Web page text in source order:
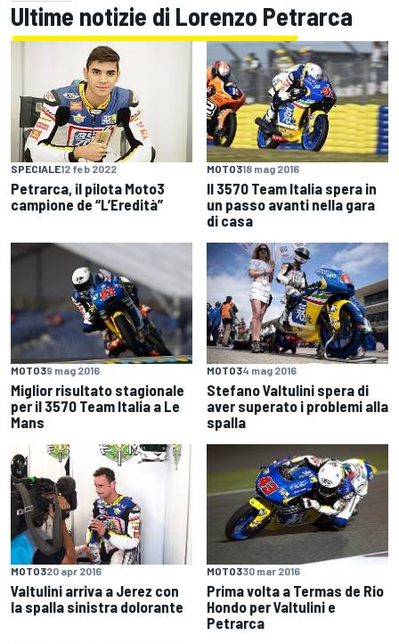
Ultime notizie di Lorenzo Petrarca
SPECIALE12 feb 2022
Petrarca, il pilota Moto3
campione de “L’Eredità”
MOTO318 mag 2016
Il 3570 Team Italia spera in
un passo avanti nella gara
di casa
MOTO39 mag 2016
Miglior risultato stagionale
per il 3570 Team Italia a Le
Mans
MOTO34 mag 2016
Stefano Valtulini spera di
aver superato i problemi alla
spalla
MOTO320 apr 2016
Valtulini arriva a Jerez con
la spalla sinistra dolorante
MOTO330 mar 2016
Prima volta a Termas de Rio
Hondo per Valtulini e
Petrarca